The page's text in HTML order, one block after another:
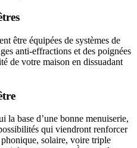
être équipées de systèmes de
anti-effractions et des poignées
de votre maison en dissuadant
la base d’une bonne menuiserie,
qui viendront renforcer
solaire, voire triple